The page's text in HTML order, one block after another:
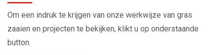
Om een indruk te krijgen van onze werkwijze van gras
zaaien en projecten te bekijken, klikt u op onderstaande
button.